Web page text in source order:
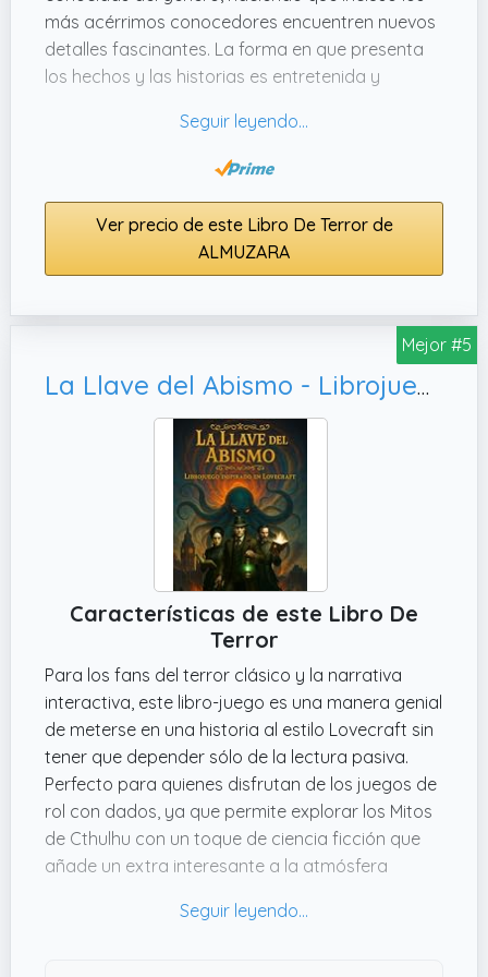
más acérrimos conocedores encuentren nuevos
detalles fascinantes. La forma en que presenta
los hechos y las historias es entretenida y
recurso para quienes desean profundizar en el
mundo del cine de terror.
Con un peso de0.45 kg, es fácil de manejar y
perfecto para llevar en cualquier lugar. Este libro
no solo ofrece información valiosa, sino que
y el desarrollo del género a lo largo del tiempo.
Es una obra que merece un lugar en cualquier
Ver precio de este Libro De Terror de
ALMUZARA
Mejor #5
La Llave del Abismo - Librojuego de Terror inspirado en Lovecraft y los Mitos de Cthulhu: Libro Juego Ilustrado en Color - Terror con Dados, Terror y Ciencia Ficción)
Características de este Libro De
Terror
Para los fans del terror clásico y la narrativa
interactiva, este libro-juego es una manera genial
de meterse en una historia al estilo Lovecraft sin
tener que depender sólo de la lectura pasiva.
Perfecto para quienes disfrutan de los juegos de
rol con dados, ya que permite explorar los Mitos
de Cthulhu con un toque de ciencia ficción que
añade un extra interesante a la atmósfera
tranquila o incluso en esas reuniones donde